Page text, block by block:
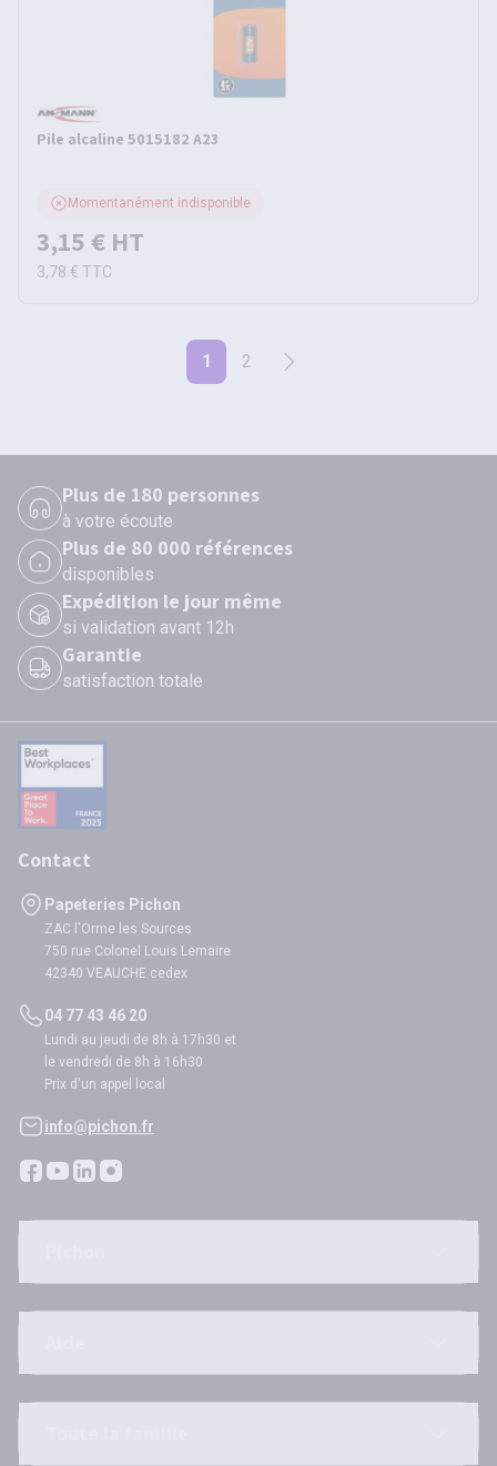
Pile alcaline 5015182 A23
Momentanément indisponible
3,15 € HT
3,78 € TTC
1 2
Plus de 180 personnes
à votre écoute
Plus de 80 000 références
disponibles
Expédition le jour même
si validation avant 12h
Garantie
satisfaction totale
Contact
Papeteries Pichon
ZAC l'Orme les Sources
750 rue Colonel Louis Lemaire
42340 VEAUCHE cedex
04 77 43 46 20
Lundi au jeudi de 8h à 17h30 et
le vendredi de 8h à 16h30
Prix d'un appel local
info@pichon.fr